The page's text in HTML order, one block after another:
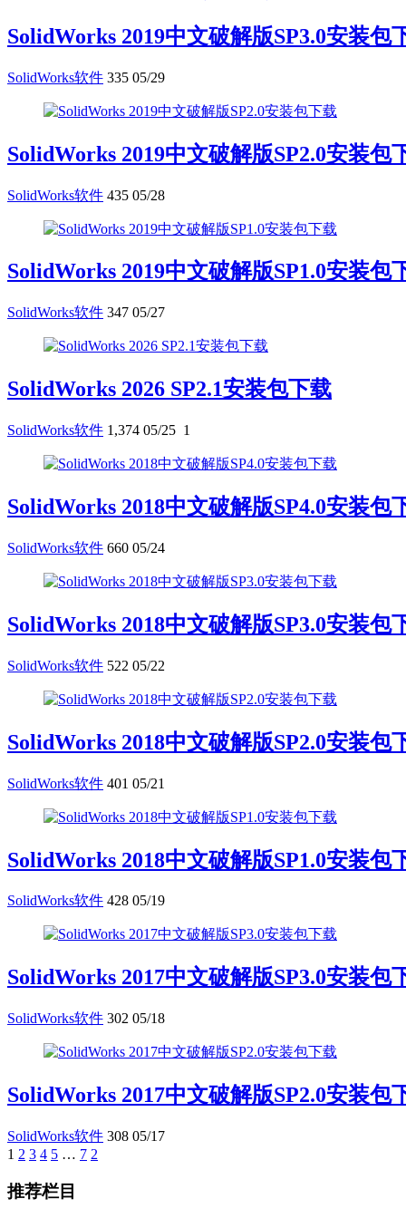
SolidWorks 2019中文破解版SP3.0安装包
SolidWorks软件 335 05/29
SolidWorks 2019中文破解版SP2.0安装包
SolidWorks软件 435 05/28
SolidWorks 2019中文破解版SP1.0安装包
SolidWorks软件 347 05/27
SolidWorks 2026 SP2.1安装包下载
SolidWorks软件 1,374 05/25 1
SolidWorks 2018中文破解版SP4.0安装包
SolidWorks软件 660 05/24
SolidWorks 2018中文破解版SP3.0安装包
SolidWorks软件 522 05/22
SolidWorks 2018中文破解版SP2.0安装包
SolidWorks软件 401 05/21
SolidWorks 2018中文破解版SP1.0安装包
SolidWorks软件 428 05/19
SolidWorks 2017中文破解版SP3.0安装包
SolidWorks软件 302 05/18
SolidWorks 2017中文破解版SP2.0安装包
SolidWorks软件 308 05/17
1 2 3 4 5 … 7 2
推荐栏目